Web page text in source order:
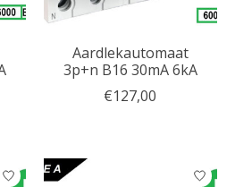
Aardlekautomaat
3p+n B16 30mA 6kA
€127,00